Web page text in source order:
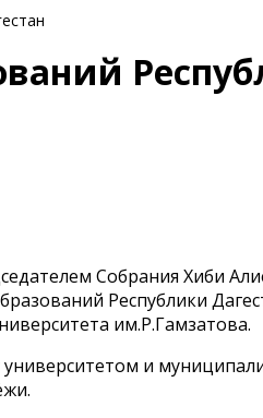
Собрания Хиби
Республики
им.Р.Гамзатова.
и